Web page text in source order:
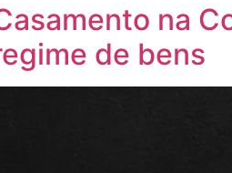
na
de bens